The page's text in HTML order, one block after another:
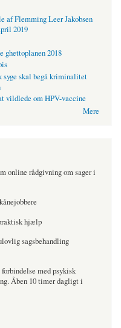
af Flemming Leer Jakobsen
2019
ghettoplanen 2018
syge skal begå kriminalitet
vildlede om HPV-vaccine
Mere
online rådgivning om sager i
hjælp
sagsbehandling
med psykisk
Åben 10 timer dagligt i